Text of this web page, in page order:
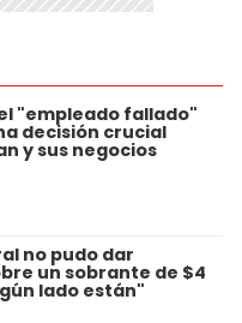
"empleado fallado"
decisión crucial
y sus negocios
no pudo dar
un sobrante de $4
lado están"